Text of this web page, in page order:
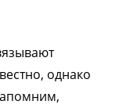
однако